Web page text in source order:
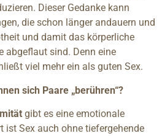
Dieser Gedanke kann
die schon länger andauern und
und damit das körperliche
abgeflaut sind. Denn eine
viel mehr ein als guten Sex.
sich Paare „berühren“?
gibt es eine emotionale
ist Sex auch ohne tiefergehende